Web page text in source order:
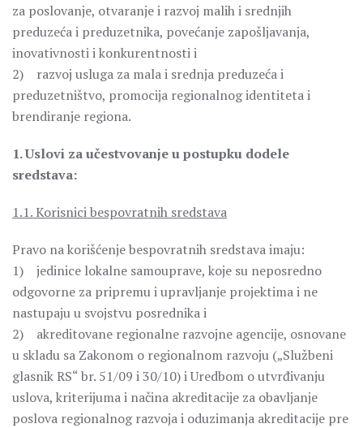
za poslovanje, otvaranje i razvoj malih i srednjih
preduzeća i preduzetnika, povećanje zapošljavanja,
inovativnosti i konkurentnosti i
2) razvoj usluga za mala i srednja preduzeća i
preduzetništvo, promocija regionalnog identiteta i
brendiranje regiona.
1. Uslovi za učestvovanje u postupku dodele
sredstava:
1.1. Korisnici bespovratnih sredstava
Pravo na korišćenje bespovratnih sredstava imaju:
1) jedinice lokalne samouprave, koje su neposredno
odgovorne za pripremu i upravljanje projektima i ne
nastupaju u svojstvu posrednika i
2) akreditovane regionalne razvojne agencije, osnovane
u skladu sa Zakonom o regionalnom razvoju („Službeni
glasnik RS“ br. 51/09 i 30/10) i Uredbom o utvrđivanju
uslova, kriterijuma i načina akreditacije za obavljanje
poslova regionalnog razvoja i oduzimanja akreditacije pre